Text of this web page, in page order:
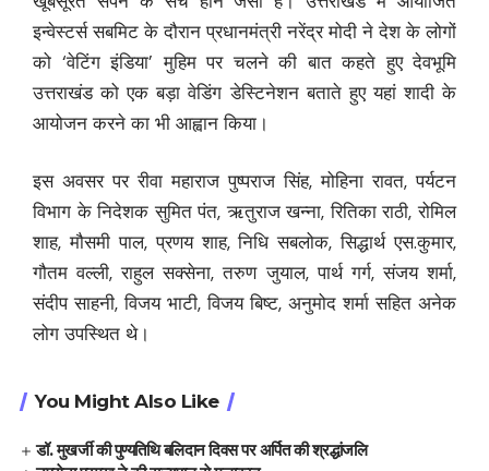
इन्वेस्टर्स सबमिट के दौरान प्रधानमंत्री नरेंद्र मोदी ने देश के लोगों
को ‘वेटिंग इंडिया’ मुहिम पर चलने की बात कहते हुए देवभूमि
उत्तराखंड को एक बड़ा वेडिंग डेस्टिनेशन बताते हुए यहां शादी के
आयोजन करने का भी आह्वान किया।
इस अवसर पर रीवा महाराज पुष्पराज सिंह, मोहिना रावत, पर्यटन
विभाग के निदेशक सुमित पंत, ऋतुराज खन्ना, रितिका राठी, रोमिल
शाह, मौसमी पाल, प्रणय शाह, निधि सबलोक, सिद्धार्थ एस.कुमार,
गौतम वल्ली, राहुल सक्सेना, तरुण जुयाल, पार्थ गर्ग, संजय शर्मा,
संदीप साहनी, विजय भाटी, विजय बिष्ट, अनुमोद शर्मा सहित अनेक
लोग उपस्थित थे।
You Might Also Like
डॉ. मुखर्जी की पुण्यतिथि बलिदान दिवस पर अर्पित की श्रद्धांजलि